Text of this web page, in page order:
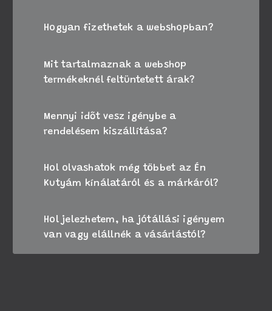
Hogyan fizethetek a webshopban?
Mit tartalmaznak a webshop
termékeknél feltüntetett árak?
Mennyi időt vesz igénybe a
rendelésem kiszállítása?
Hol olvashatok még többet az Én
Kutyám kínálatáról és a márkáról?
Hol jelezhetem, ha jótállási igényem
van vagy elállnék a vásárlástól?